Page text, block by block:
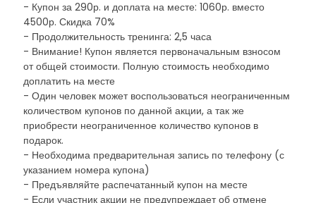
- Купон за 290р. и доплата на месте: 1060р. вместо
4500р. Скидка 70%
- Продолжительность тренинга: 2,5 часа
- Внимание! Купон является первоначальным взносом
от общей стоимости. Полную стоимость необходимо
доплатить на месте
- Один человек может воспользоваться неограниченным
количеством купонов по данной акции, а так же
приобрести неограниченное количество купонов в
подарок.
- Необходима предварительная запись по телефону (с
указанием номера купона)
- Предъявляйте распечатанный купон на месте
- Если участник акции не предупреждает об отмене